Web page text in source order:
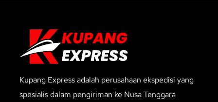
Kupang Express adalah perusahaan ekspedisi yang
spesialis dalam pengiriman ke Nusa Tenggara